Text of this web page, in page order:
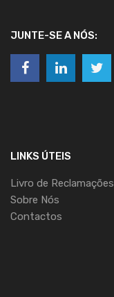
JUNTE-SE A NÓS:
LINKS ÚTEIS
Livro de Reclamações
Sobre Nós
Contactos